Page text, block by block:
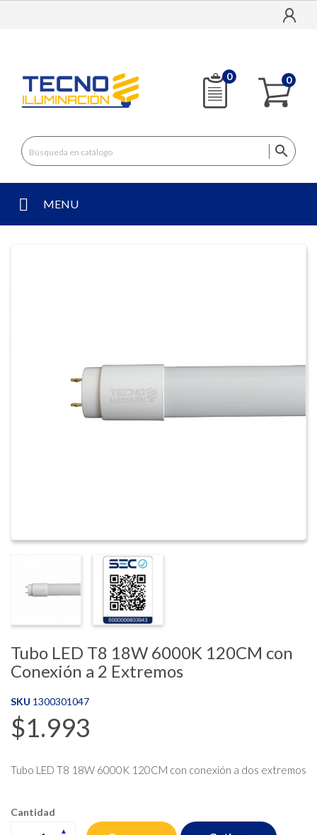
0 0

MENU
Tubo LED T8 18W 6000K 120CM con
Conexión a 2 Extremos
SKU 1300301047
$1.993
Tubo LED T8 18W 6000K 120CM con conexión a dos extremos
Cantidad